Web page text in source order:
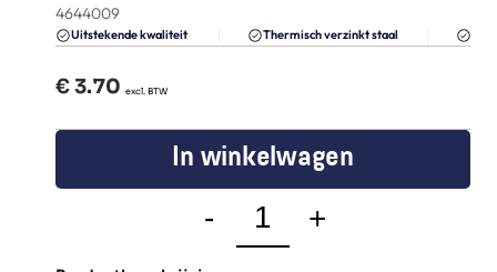
4644009
Uitstekende kwaliteit Thermisch verzinkt staal
€ 3.70
  excl. BTW
In winkelwagen
- +